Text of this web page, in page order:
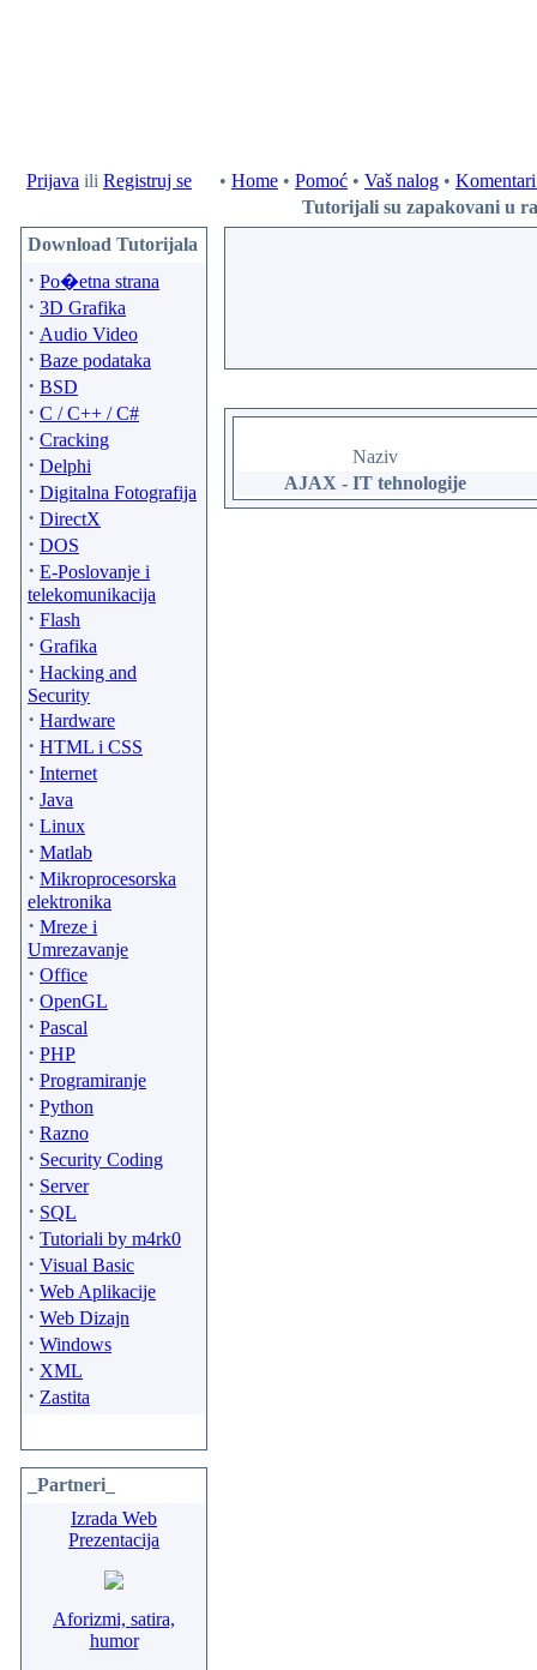
Prijava ili Registruj se • Home • Pomoć • Vaš nalog •
Tutorijali su zapakovani u
Download Tutorijala
· Po�etna strana
· 3D Grafika
· Audio Video
· Baze podataka
· BSD
· C / C++ / C#
· Cracking
· Delphi
· Digitalna Fotografija
· DirectX
· DOS
· E-Poslovanje i
telekomunikacija
· Flash
· Grafika
· Hacking and
Security
· Hardware
· HTML i CSS
· Internet
· Java
· Linux
· Matlab
· Mikroprocesorska
elektronika
· Mreze i
Umrezavanje
· Office
· OpenGL
· Pascal
· PHP
· Programiranje
· Python
· Razno
· Security Coding
· Server
· SQL
· Tutoriali by m4rk0
· Visual Basic
· Web Aplikacije
· Web Dizajn
· Windows
· XML
· Zastita
_Partneri_
Izrada Web
Prezentacija
Aforizmi, satira,
humor
Naziv
AJAX - IT tehnologije